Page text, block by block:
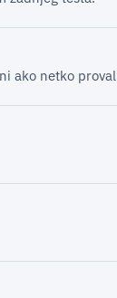
netko